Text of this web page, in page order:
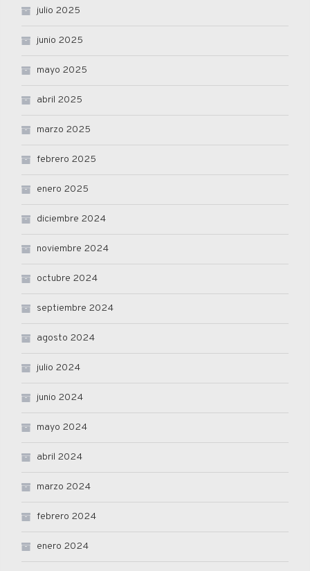
julio 2025
junio 2025
mayo 2025
abril 2025
marzo 2025
febrero 2025
enero 2025
diciembre 2024
noviembre 2024
octubre 2024
septiembre 2024
agosto 2024
julio 2024
junio 2024
mayo 2024
abril 2024
marzo 2024
febrero 2024
enero 2024